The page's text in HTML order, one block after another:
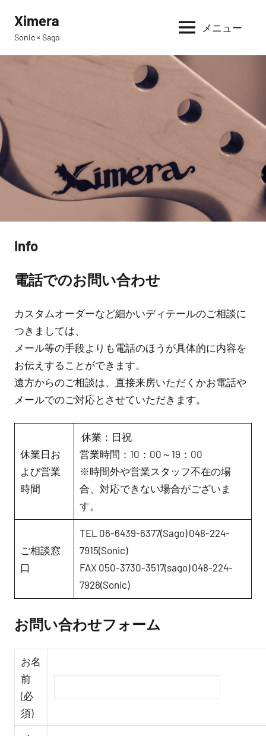
ン
キ
ッ
プ
Ximera
Sonic × Sago
メニュー
Info
電話でのお問い合わせ
カスタムオーダーなど細かいディテールのご相談に
つきましては、
メール等の手段よりも電話のほうが具体的に内容を
お伝えすることができます。
遠方からのご相談は、直接来房いただくかお電話や
メールでのご対応とさせていただきます。
休業日お
よび営業
時間
休業：日祝
営業時間：10：00～19：00
※時間外や営業スタッフ不在の場
合、対応できない場合がございま
す。
ご相談窓
口
TEL 06-6439-6377(Sago) 048-224-
7915(Sonic)
FAX 050-3730-3517(sago) 048-224-
7928(Sonic)
お問い合わせフォーム
お名
前
(必
須)